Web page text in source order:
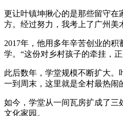
更让叶镇坤揪心的是那些留守在
方。经过努力，我考上了广州美
2017年，他用多年辛苦创业的
学。“这份对乡村孩子的牵挂，
此后数年，学堂规模不断扩大。
一到周末，这里就是全村最热闹
如今，学堂从一间瓦房扩成了三
文化家园。